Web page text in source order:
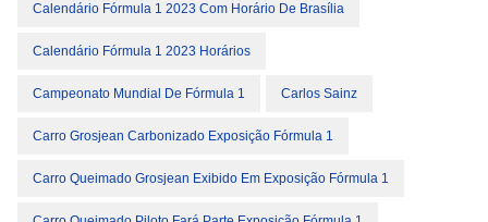
Calendário Fórmula 1 2023 Com Horário De Brasília
Calendário Fórmula 1 2023 Horários
Campeonato Mundial De Fórmula 1 Carlos Sainz
Carro Grosjean Carbonizado Exposição Fórmula 1
Carro Queimado Grosjean Exibido Em Exposição Fórmula 1